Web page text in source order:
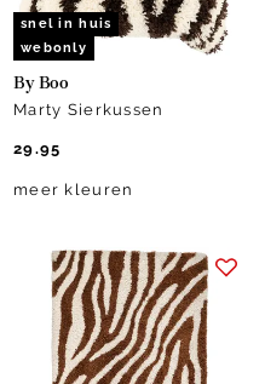
snel in huis
webonly
By Boo
Marty Sierkussen
29.95
meer kleuren